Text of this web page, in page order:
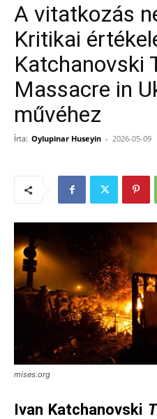
A vitatkozás
Kritikai
Katchanovski
Massacre in
művéhez
Írta: Oylupinar Huseyin - 2026-05-09
mises.org
Ivan Katchanovski